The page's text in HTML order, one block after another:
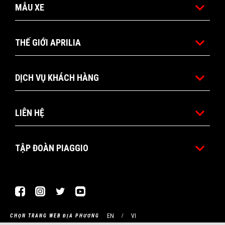
MẪU XE
THẾ GIỚI APRILIA
DỊCH VỤ KHÁCH HÀNG
LIÊN HỆ
TẬP ĐOÀN PIAGGIO
FacebookInstagram
Twitter
CHỌN TRANG WEB ĐỊA PHƯƠNG EN VI